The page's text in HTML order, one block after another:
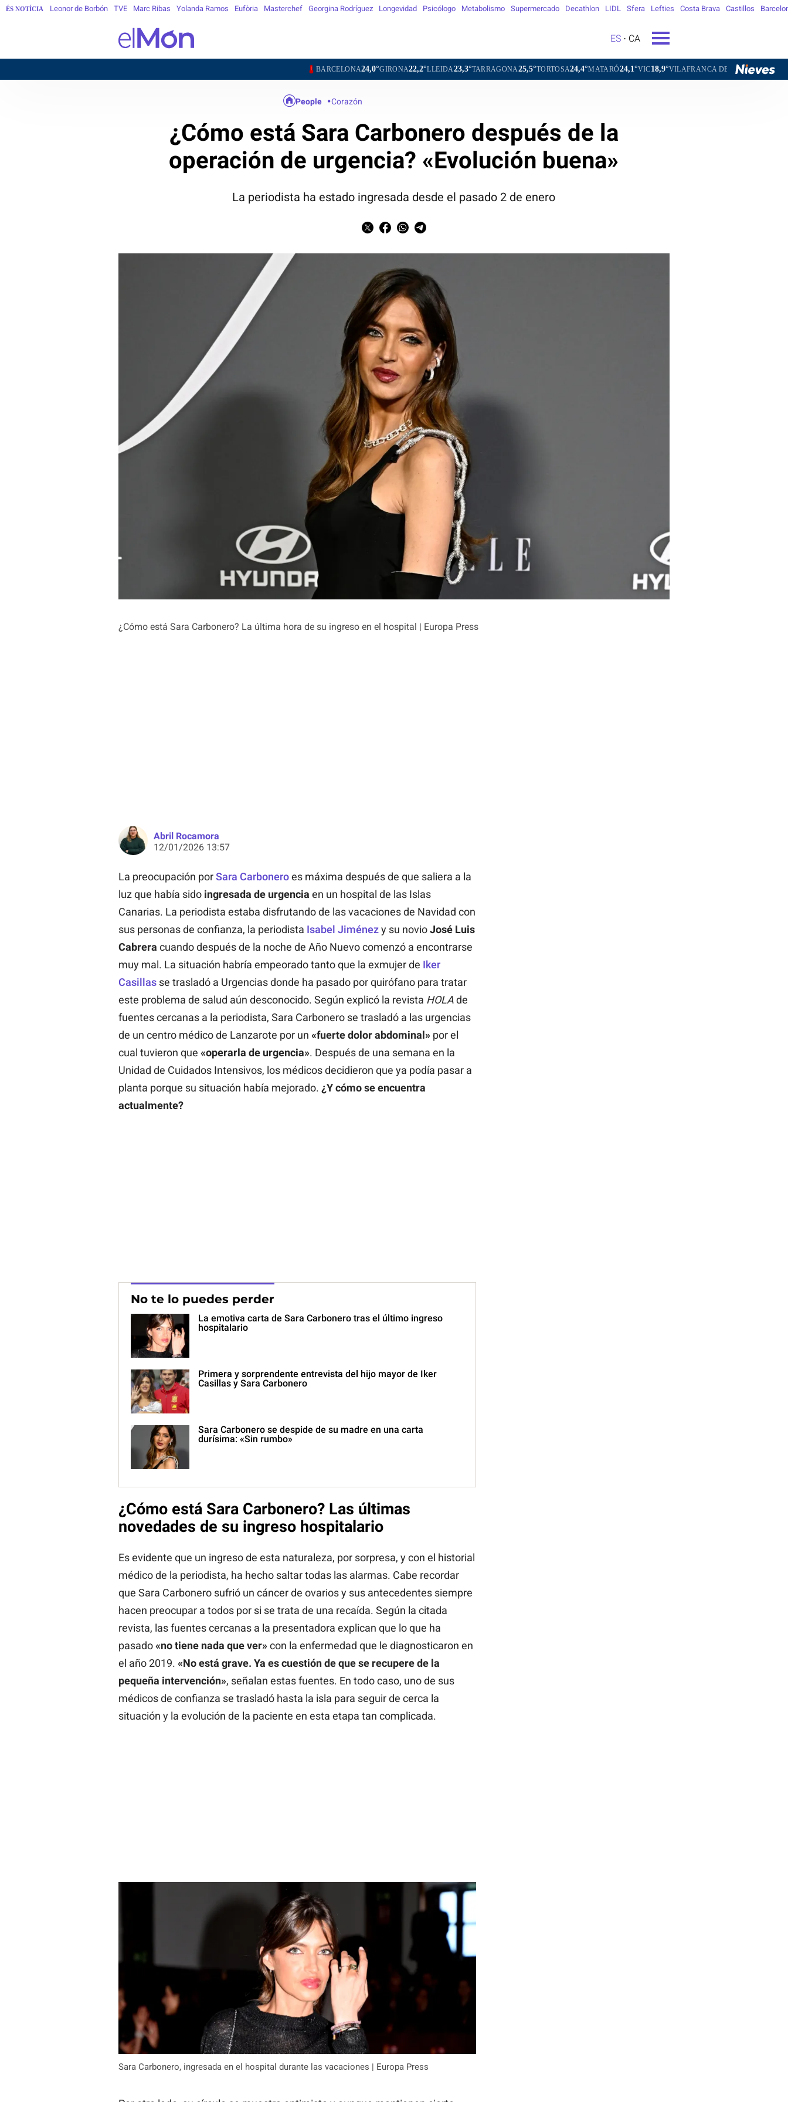
ÉS NOTÍCIA Leonor de Borbón TVE Marc Ribas Yolanda Ramos Eufòria Masterchef Georgina Rodríguez Longevidad Psicólogo Metabolismo Supermercado Decathlon LIDL Sfera Lefties Costa Brava Castillos
ES CA
BARCELONA 24,0°GIRONA22,2°LLEIDA23,3°TARRAGONA25,5°TORTOSA24,4°MATARÓ24,1°VIC18,9°VILAFRANCA DEL PENEDÈS20,4°VILANOVA I
¿Cómo está Sara Carbonero? La última hora de su ingreso en el hospital | Europa Press
People Corazón
¿Cómo está Sara Carbonero después de la
operación de urgencia? «Evolución buena»
La periodista ha estado ingresada desde el pasado 2 de enero
Abril Rocamora
12/01/2026 13:57
La preocupación porSara Carboneroes máxima después de que saliera a la
luz que había sidoingresada de urgencia en un hospital de las Islas
Canarias. La periodista estaba disfrutando de las vacaciones de Navidad con
sus personas de confianza, la periodista Isabel Jiménezy su novioJosé Luis
Cabrera cuando después de la noche de Año Nuevo comenzó a encontrarse
muy mal. La situación habría empeorado tanto que la exmujer de Iker
Casillasse trasladó a Urgencias donde ha pasado por quirófano para tratar
este problema de salud aún desconocido. Según explicó la revista HOLAde
fuentes cercanas a la periodista, Sara Carbonero se trasladó a las urgencias
de un centro médico de Lanzarote por un «fuerte dolor abdominal»por el
cual tuvieron que «operarla de urgencia». Después de una semana en la
Unidad de Cuidados Intensivos, los médicos decidieron que ya podía pasar a
planta porque su situación había mejorado. ¿Y cómo se encuentra
actualmente?
No te lo puedes perder
La emotiva carta de Sara Carbonero tras el último ingreso
hospitalario
Primera y sorprendente entrevista del hijo mayor de Iker
Casillas y Sara Carbonero
Sara Carbonero se despide de su madre en una carta
durísima: «Sin rumbo»
¿Cómo está Sara Carbonero? Las últimas
novedades de su ingreso hospitalario
Es evidente que un ingreso de esta naturaleza, por sorpresa, y con el historial
médico de la periodista, ha hecho saltar todas las alarmas. Cabe recordar
que Sara Carbonero sufrió un cáncer de ovarios y sus antecedentes siempre
hacen preocupar a todos por si se trata de una recaída. Según la citada
revista, las fuentes cercanas a la presentadora explican que lo que ha
pasado«no tiene nada que ver»con la enfermedad que le diagnosticaron en
el año 2019. «No está grave. Ya es cuestión de que se recupere de la
pequeña intervención», señalan estas fuentes. En todo caso, uno de sus
médicos de confianza se trasladó hasta la isla para seguir de cerca la
situación y la evolución de la paciente en esta etapa tan complicada.
Sara Carbonero, ingresada en el hospital durante las vacaciones | Europa Press